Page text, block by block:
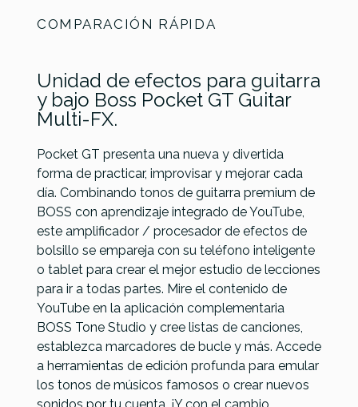
COMPARACIÓN RÁPIDA
Unidad de efectos para guitarra
y bajo Boss Pocket GT Guitar
Multi-FX.
Pocket GT presenta una nueva y divertida
forma de practicar, improvisar y mejorar cada
día. Combinando tonos de guitarra premium de
BOSS con aprendizaje integrado de YouTube,
este amplificador / procesador de efectos de
bolsillo se empareja con su teléfono inteligente
o tablet para crear el mejor estudio de lecciones
para ir a todas partes. Mire el contenido de
YouTube en la aplicación complementaria
BOSS Tone Studio y cree listas de canciones,
establezca marcadores de bucle y más. Accede
a herramientas de edición profunda para emular
los tonos de músicos famosos o crear nuevos
ReferenciaMULTSONBOS042
Digitech
Whammy V
Mooer
GE150
MAX
Mooer
Prime P2
Black
Nux MG-
400
195,00 € 195,00 € 188,00 € 185,00 €
No hay características para comparar